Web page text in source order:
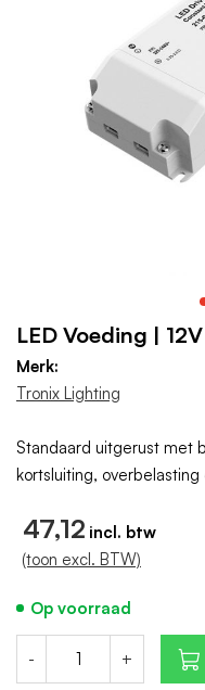
LED Voeding |
Merk:
Tronix Lighting
47,12
(toon excl. BTW)
- +
Op voorraad
Standaard uitgerust met
kortsluiting,